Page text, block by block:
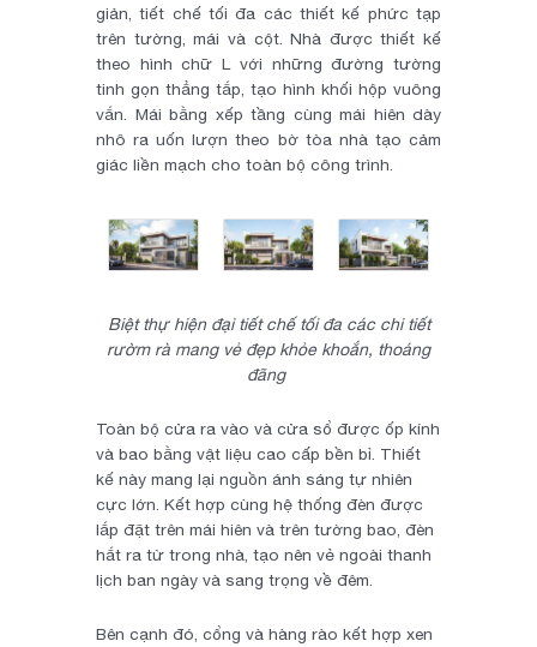
giản, tiết chế tối đa các thiết kế phức tạp
trên tường, mái và cột. Nhà được thiết kế
theo hình chữ L với những đường tường
tinh gọn thẳng tắp, tạo hình khối hộp vuông
vắn. Mái bằng xếp tầng cùng mái hiên dày
nhô ra uốn lượn theo bờ tòa nhà tạo cảm
giác liền mạch cho toàn bộ công trình.
Biệt thự hiện đại tiết chế tối đa các chi tiết
rườm rà mang vẻ đẹp khỏe khoắn, thoáng
đãng
Toàn bộ cửa ra vào và cửa sổ được ốp kính
và bao bằng vật liệu cao cấp bền bỉ. Thiết
kế này mang lại nguồn ánh sáng tự nhiên
cực lớn. Kết hợp cùng hệ thống đèn được
lắp đặt trên mái hiên và trên tường bao, đèn
hắt ra từ trong nhà, tạo nên vẻ ngoài thanh
lịch ban ngày và sang trọng về đêm.
Bên cạnh đó, cổng và hàng rào kết hợp xen